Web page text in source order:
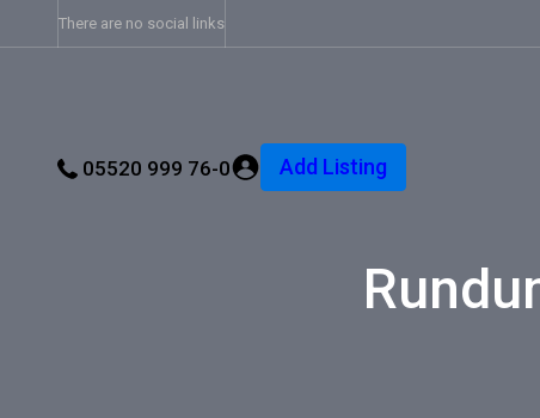
There are no social links
05520 999 76-0 Add Listing